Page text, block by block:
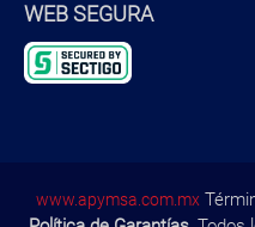
WEB SEGURA
www.apymsa.com.mx